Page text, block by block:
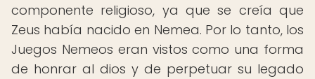
componente religioso, ya que se creía que
Zeus había nacido en Nemea. Por lo tanto, los
Juegos Nemeos eran vistos como una forma
de honrar al dios y de perpetuar su legado